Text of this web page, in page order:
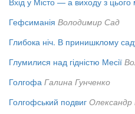
Гефсиманія Володимир Сад
Глибока ніч. В принишклому
Глумилися над гідністю Месії
Голгофа Галина Гунченко
Голгофський подвиг